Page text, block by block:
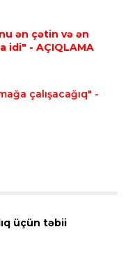
Premyer
ən çətin və ən
idi" - AÇIQLAMA
çalışacağıq" -
üçün təbii